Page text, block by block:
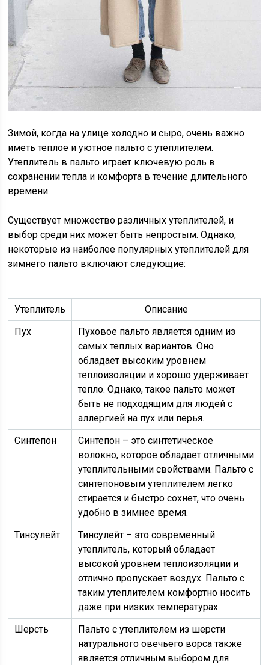
Зимой, когда на улице холодно и сыро, очень важно
иметь теплое и уютное пальто с утеплителем.
Утеплитель в пальто играет ключевую роль в
сохранении тепла и комфорта в течение длительного
времени.
Существует множество различных утеплителей, и
выбор среди них может быть непростым. Однако,
некоторые из наиболее популярных утеплителей для
зимнего пальто включают следующие:
Утеплитель
Описание
Пух
Пуховое пальто является одним из
самых теплых вариантов. Оно
обладает высоким уровнем
теплоизоляции и хорошо удерживает
тепло. Однако, такое пальто может
быть не подходящим для людей с
аллергией на пух или перья.
Синтепон
Синтепон – это синтетическое
волокно, которое обладает отличными
утеплительными свойствами. Пальто с
синтепоновым утеплителем легко
стирается и быстро сохнет, что очень
удобно в зимнее время.
Тинсулейт
Тинсулейт – это современный
утеплитель, который обладает
высокой уровнем теплоизоляции и
отлично пропускает воздух. Пальто с
таким утеплителем комфортно носить
даже при низких температурах.
Шерсть
Пальто с утеплителем из шерсти
натурального овечьего ворса также
является отличным выбором для